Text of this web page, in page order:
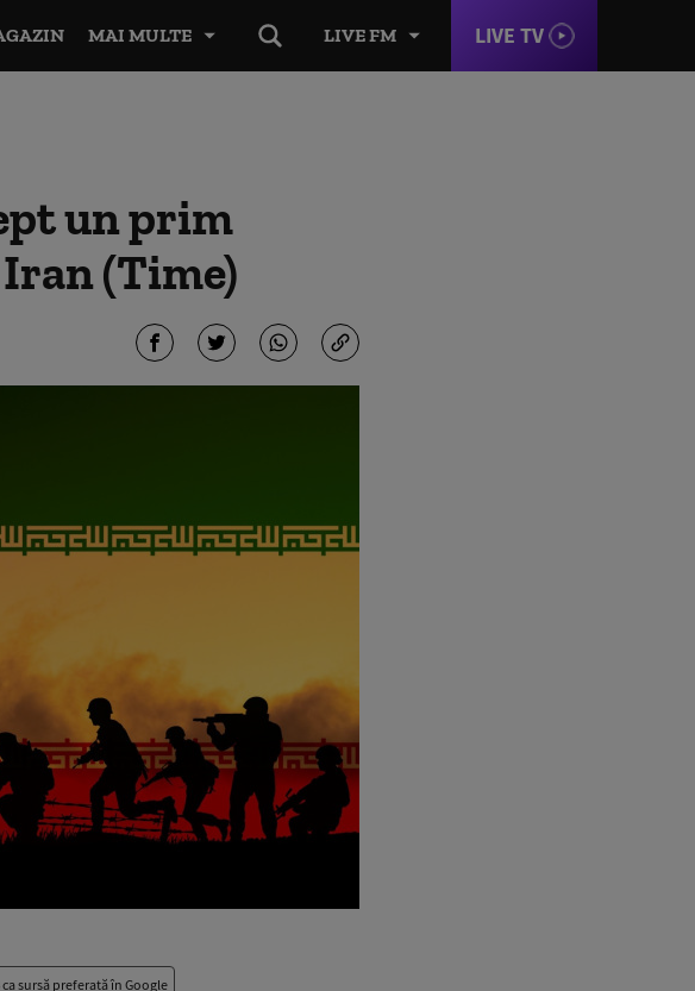
LIVE FM LIVE TV
MAI MULTE
un prim
(Time)
ca sursă preferată în Google